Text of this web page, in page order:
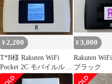
¥ 2,200
T*B様 Rakuten WiFi
Pocket 2C モバイルルー
ター
¥3,000
Rakuten
ブラック